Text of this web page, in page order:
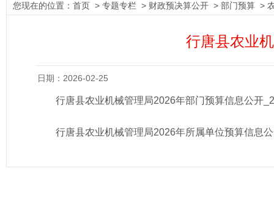
您现在的位置： 首页 > 专题专栏 > 财政预决算公开 > 部门预算 >
行唐县农业
日期：2026-02-25
行唐县农业机械管理局2026年部门预算信息公开
行唐县农业机械管理局2026年所属单位预算信息